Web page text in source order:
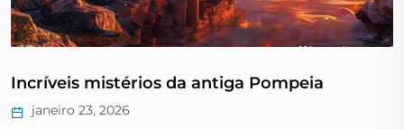
Incríveis mistérios da antiga Pompeia
janeiro 23, 2026